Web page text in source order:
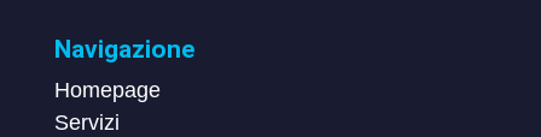
Navigazione
Homepage
Servizi